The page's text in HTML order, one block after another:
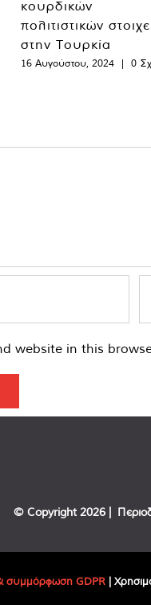
κουρδικών
πολιτιστικών
στην Τουρκία
16 Αυγούστου, 2024 | 0
website in this
© Copyright 2026 |
συμμόρφωση GDPR |